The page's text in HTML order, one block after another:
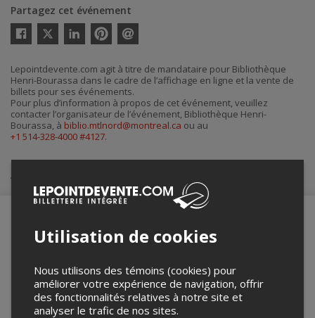
Partagez cet événement
Twitter
courriel
Lepointdevente.com agit à titre de mandataire pour Bibliothèque
Henri-Bourassa dans le cadre de l’affichage en ligne et la vente de
billets pour ses événements.
Pour plus d’information à propos de cet événement, veuillez
contacter l’organisateur de l’événement, Bibliothèque Henri-
Bourassa, à biblio.mtlnord@montreal.ca ou au
+1 514-328-4000 #4127.
Achat de billets
robot ci-bas.
Utilisation de cookies
Nous utilisons des témoins (cookies) pour
améliorer votre expérience de navigation, offrir
des fonctionnalités relatives à notre site et
analyser le trafic de nos sites.